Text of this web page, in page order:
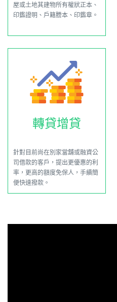
屋或土地其建物所有權狀正本、
印鑑證明、戶籍謄本、印鑑章。
轉貸增貸
針對目前尚在別家當舖或融資公
司借款的客戶，提出更優惠的利
率，更高的額度免保人，手續簡
便快速撥款。